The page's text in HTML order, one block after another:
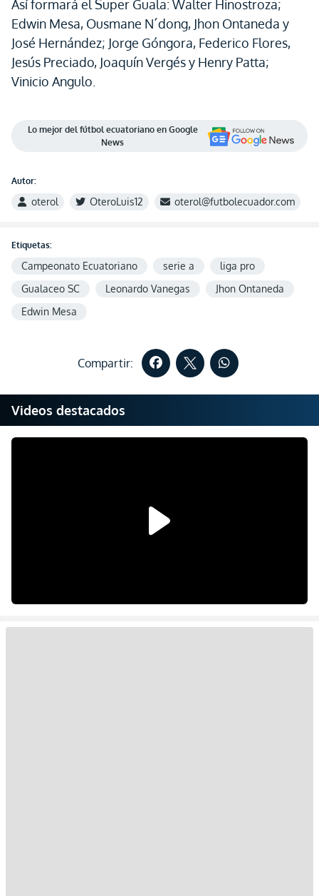
Así formará el Super Guala: Walter Hinostroza;
Edwin Mesa, Ousmane N´dong, Jhon Ontaneda y
José Hernández; Jorge Góngora, Federico Flores,
Jesús Preciado, Joaquín Vergés y Henry Patta;
Vinicio Angulo.
Lo mejor del fútbol ecuatoriano en Google
News
Autor:
oterol OteroLuis12 oterol@futbolecuador.com
Etiquetas:
Campeonato Ecuatoriano serie a
liga pro
Gualaceo SC
Leonardo Vanegas
Jhon Ontaneda
Edwin Mesa
Compartir:
Videos destacados